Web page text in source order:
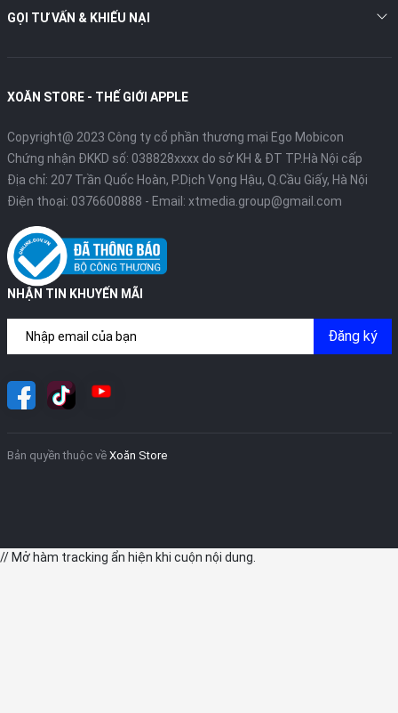
GỌI TƯ VẤN & KHIẾU NẠI
XOĂN STORE - THẾ GIỚI APPLE
Copyright@ 2023 Công ty cổ phần thương mại Ego Mobicon
Chứng nhận ĐKKD số: 038828xxxx do sở KH & ĐT TP.Hà Nội cấp
Địa chỉ: 207 Trần Quốc Hoàn, P.Dịch Vọng Hậu, Q.Cầu Giấy, Hà Nội
Điện thoại: 0376600888 - Email: xtmedia.group@gmail.com
NHẬN TIN KHUYẾN MÃI
Đăng ký
Bản quyền thuộc về Xoăn Store
// Mở hàm tracking ẩn hiện khi cuộn nội dung.